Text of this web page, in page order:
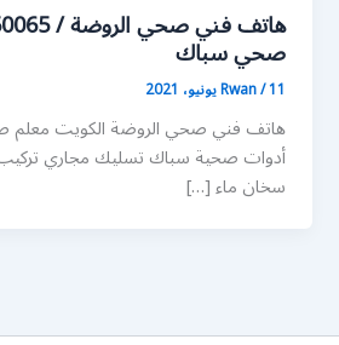
صحي سباك
Rwan/11 يونيو، 2021
هاتف فني صحي الروضة الكويت
أدوات صحية سباك تسليك مجاري
سخان ماء […]